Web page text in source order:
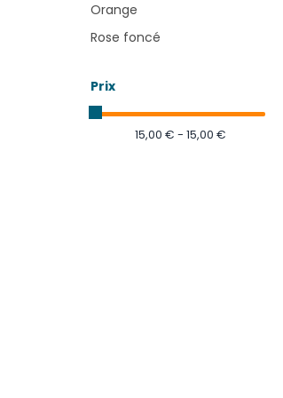
Orange
Rose foncé
Prix
15,00 € - 15,00 €